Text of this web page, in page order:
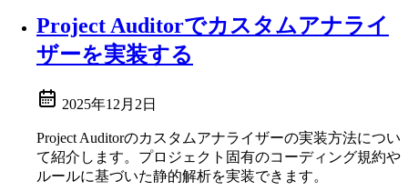
Project Auditorでカスタムアナライ
ザーを実装する
2025年12月2日
Project Auditorのカスタムアナライザーの実装方法につい
て紹介します。プロジェクト固有のコーディング規約や
ルールに基づいた静的解析を実装できます。